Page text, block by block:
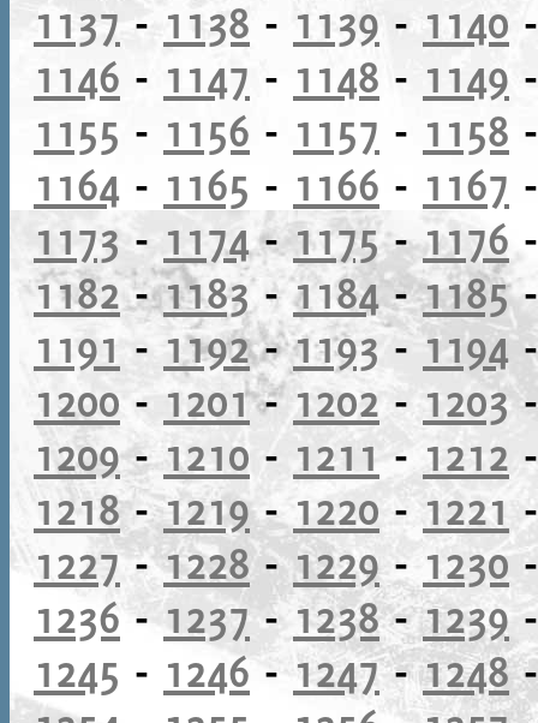
1137 - 1138 - 1139 - 1140
1146 - 1147 - 1148 - 1149
1155 - 1156 - 1157 - 1158
1164 - 1165 - 1166 - 1167
1173- 1174-1175-1176
1182-1183-1184-1185
1191 - 1192-1193-1194
1200 - 1201-1202- 1203
1209-1210 - 1211- 1212
1218-1219-1220- 1221
1227-1228-1229- 1230
1236-1237- 1238-1239
1245 - 1246-1247-1248